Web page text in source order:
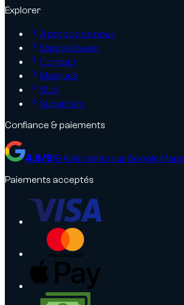
Explorer
À propos de nous
Espace loueur
Contact
Marques
SUV
Supercars
Confiance & paiements
4.9/518 Avis clients sur Google Maps
Paiements acceptés